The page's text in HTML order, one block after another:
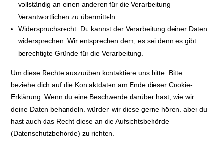
vollständig an einen anderen für die Verarbeitung
Verantwortlichen zu übermitteln.
Widerspruchsrecht: Du kannst der Verarbeitung deiner Daten
widersprechen. Wir entsprechen dem, es sei denn es gibt
berechtigte Gründe für die Verarbeitung.
Um diese Rechte auszuüben kontaktiere uns bitte. Bitte
beziehe dich auf die Kontaktdaten am Ende dieser Cookie-
Erklärung. Wenn du eine Beschwerde darüber hast, wie wir
deine Daten behandeln, würden wir diese gerne hören, aber du
hast auch das Recht diese an die Aufsichtsbehörde
(Datenschutzbehörde) zu richten.